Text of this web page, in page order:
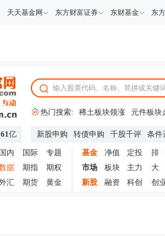
天天基金网 东方财富证券 东财基金 东
热门搜索: 稀土板块领涨 元件板块
上市公司限售股解禁一览
亿 新股申购 转债申购 千股千评 条件
国内 国际
专题
据 期指
期权
汇 期货 黄金
基金 净值 定投 排
市场
板块 主力 大
新股
融资 科创 创